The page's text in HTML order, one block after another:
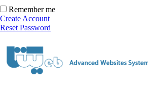
Remember me
Create Account
Reset Password